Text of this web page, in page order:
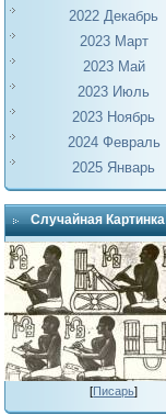
2022 Декабрь
2023 Март
2023 Май
2023 Июль
2023 Ноябрь
2024 Февраль
2025 Январь
Случайная Картинка
[Писарь]